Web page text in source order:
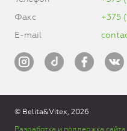
Факс
+375
E-mail
© Belita&Vitex, 2026
Разработка и поддержка сайта